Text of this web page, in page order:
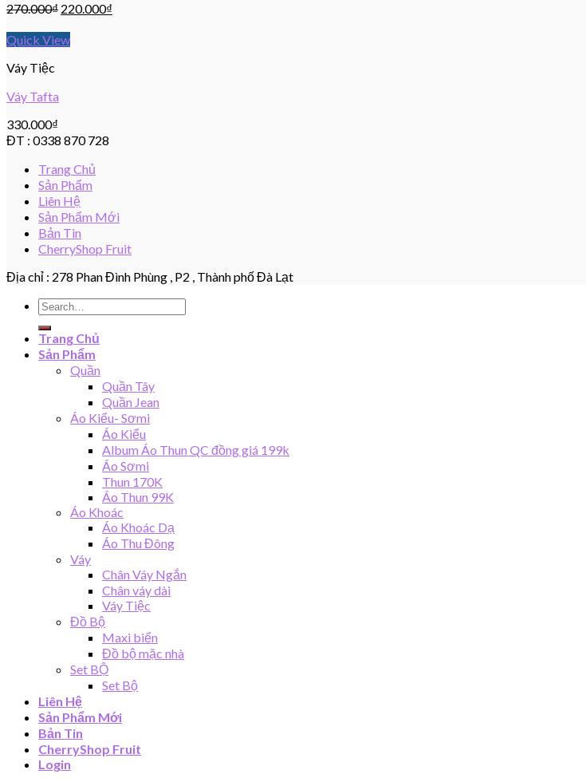
270.000₫ 220.000₫
Quick View
Váy Tiệc
Váy Tafta
330.000₫
ĐT : 0338 870 728
Trang Chủ
Sản Phẩm
Liên Hệ
Sản Phẩm Mới
Bản Tin
CherryShop Fruit
Địa chỉ : 278 Phan Đình Phùng , P2 , Thành phố Đà Lạt
Search
for:
Trang Chủ
Sản Phẩm
Quần
Quần Tây
Quần Jean
Áo Kiểu- Sơmi
Áo Kiểu
Album Áo Thun QC đồng giá 199k
Áo Sơmi
Thun 170K
Áo Thun 99K
Áo Khoác
Áo Khoác Dạ
Áo Thu Đông
Váy
Chân Váy Ngắn
Chân váy dài
Váy Tiệc
Đồ Bộ
Maxi biển
Đồ bộ mặc nhà
Set BỘ
Set Bộ
Liên Hệ
Sản Phẩm Mới
Bản Tin
CherryShop Fruit
Login